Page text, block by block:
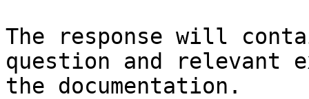
The response will
question and relevant
the documentation.